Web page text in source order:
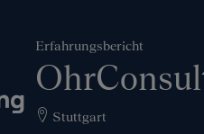
Erfahrungsbericht
Stuttgart